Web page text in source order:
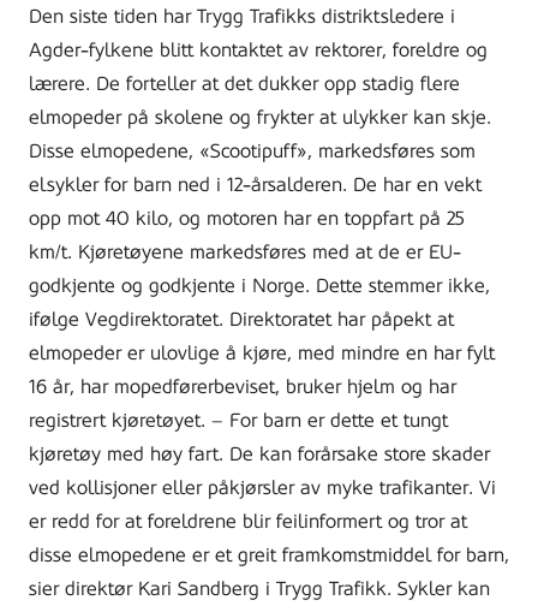
Den siste tiden har Trygg Trafikks distriktsledere i
Agder-fylkene blitt kontaktet av rektorer, foreldre og
lærere. De forteller at det dukker opp stadig flere
elmopeder på skolene og frykter at ulykker kan skje.
Disse elmopedene, «Scootipuff», markedsføres som
elsykler for barn ned i 12-årsalderen. De har en vekt
opp mot 40 kilo, og motoren har en toppfart på 25
km/t. Kjøretøyene markedsføres med at de er EU-
godkjente og godkjente i Norge. Dette stemmer ikke,
ifølge Vegdirektoratet. Direktoratet har påpekt at
elmopeder er ulovlige å kjøre, med mindre en har fylt
16 år, har mopedførerbeviset, bruker hjelm og har
registrert kjøretøyet. – For barn er dette et tungt
kjøretøy med høy fart. De kan forårsake store skader
ved kollisjoner eller påkjørsler av myke trafikanter. Vi
er redd for at foreldrene blir feilinformert og tror at
disse elmopedene er et greit framkomstmiddel for barn,
sier direktør Kari Sandberg i Trygg Trafikk. Sykler kan